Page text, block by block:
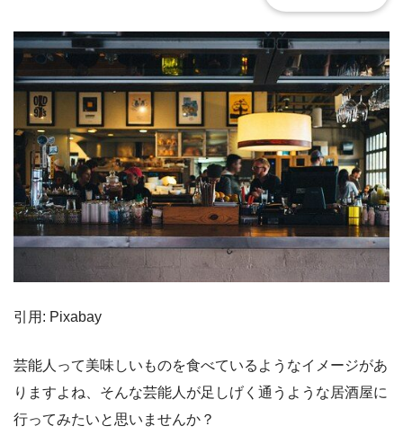
引用: Pixabay
芸能人って美味しいものを食べているようなイメージがあ
りますよね、そんな芸能人が足しげく通うような居酒屋に
行ってみたいと思いませんか？